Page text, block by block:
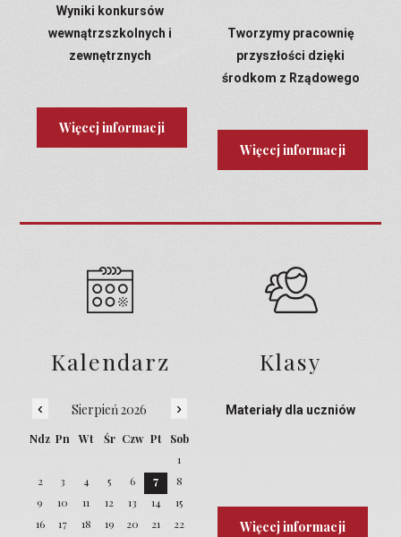
Wyniki konkursów
wewnątrzszkolnych i
zewnętrznych
Więcej informacji
Tworzymy pracownię
przyszłości dzięki
środkom z Rządowego
Więcej informacji
Kalendarz
‹ Sierpień 2026 ›
Ndz Pn Wt Śr Czw Pt
Sob
1
2
3 4 5 6 7
8
9
10 11 12 13 14
15
16
17 18 19 20 21
22
Klasy
Materiały dla uczniów
Więcej informacji